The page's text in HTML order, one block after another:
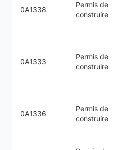
0A1338
Permis de
construire
0A1333
Permis de
construire
0A1336
Permis de
construire